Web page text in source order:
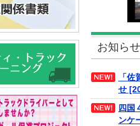
お知らせ
「
せ
四国
ンケ